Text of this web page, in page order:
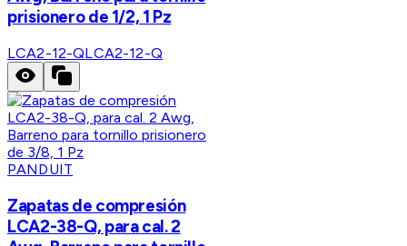
prisionero de 1/2, 1 Pz
LCA2-12-QLCA2-12-Q
PANDUIT
Zapatas de compresión
LCA2-38-Q, para cal. 2